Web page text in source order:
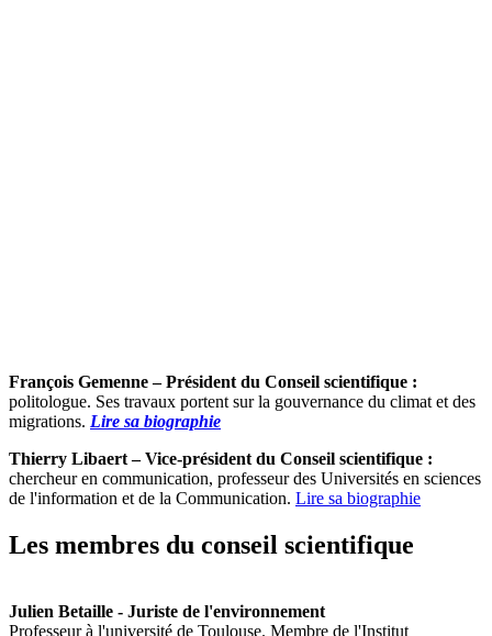
François Gemenne – Président du Conseil scientifique :
politologue. Ses travaux portent sur la gouvernance du climat et des
migrations. Lire sa biographie
Thierry Libaert – Vice-président du Conseil scientifique :
chercheur en communication, professeur des Universités en sciences
de l'information et de la Communication. Lire sa biographie
Les membres du conseil scientifique
Julien Betaille - Juriste de l'environnement
Professeur à l'université de Toulouse. Membre de l'Institut